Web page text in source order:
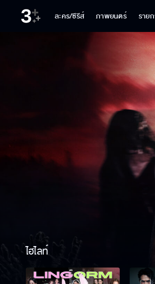
ละคร/ซีรีส์ ภาพยนตร์ ราย
ไฮไลท์